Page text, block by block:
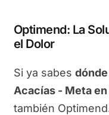
Optimend: La
el Dolor
Si ya sabes
Acacías - Meta
también